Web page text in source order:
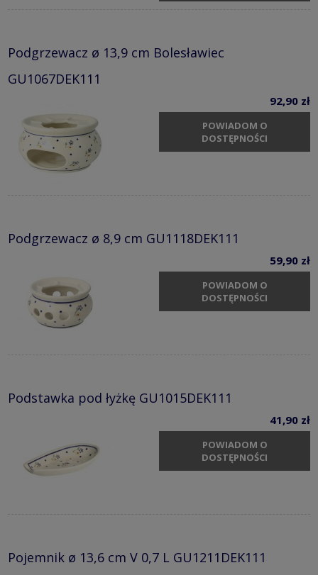
Podgrzewacz ø 13,9 cm Bolesławiec
GU1067DEK111
92,90 zł
POWIADOM O
DOSTĘPNOŚCI
Podgrzewacz ø 8,9 cm GU1118DEK111
59,90 zł
POWIADOM O
DOSTĘPNOŚCI
Podstawka pod łyżkę GU1015DEK111
41,90 zł
POWIADOM O
DOSTĘPNOŚCI
Pojemnik ø 13,6 cm V 0,7 L GU1211DEK111